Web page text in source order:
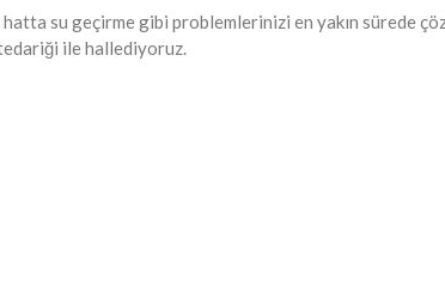
su geçirme gibi problemlerinizi en yakın sürede
ile hallediyoruz.